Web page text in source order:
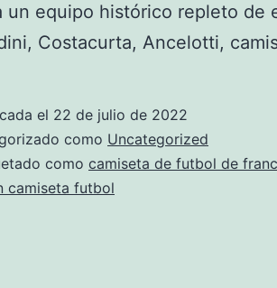
un equipo histórico repleto de
Costacurta, Ancelotti,
el 22 de julio de 2022
como Uncategorized
como camiseta de futbol de
camiseta futbol